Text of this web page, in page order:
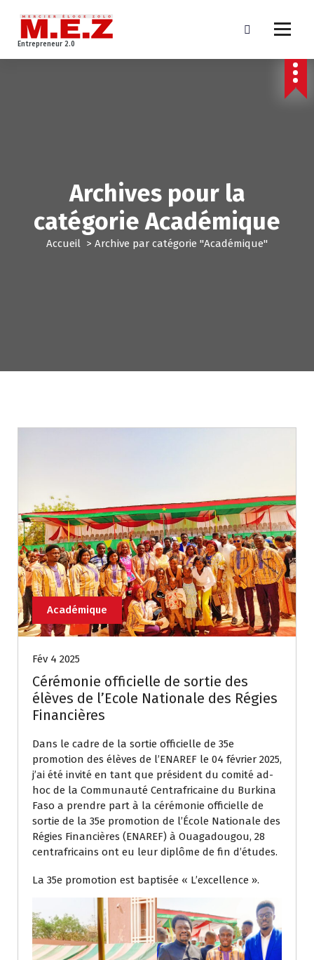
Entrepreneur 2.0
Archives pour la
catégorie Académique
Accueil > Archive par catégorie "Académique"
Académique
Fév 4 2025
Cérémonie officielle de sortie des
élèves de l’Ecole Nationale des Régies
Financières
Dans le cadre de la sortie officielle de 35e
promotion des élèves de l’ENAREF le 04 février 2025,
j’ai été invité en tant que président du comité ad-
hoc de la Communauté Centrafricaine du Burkina
Faso a prendre part à la cérémonie officielle de
sortie de la 35e promotion de l’École Nationale des
Régies Financières (ENAREF) à Ouagadougou, 28
centrafricains ont eu leur diplôme de fin d’études.
La 35e promotion est baptisée « L’excellence ».